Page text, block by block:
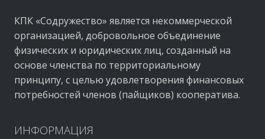
КПК «Содружество» является некоммерческой
организацией, добровольное объединение
физических и юридических лиц, созданный на
основе членства по территориальному
принципу, с целью удовлетворения финансовых
потребностей членов (пайщиков) кооператива.
ИНФОРМАЦИЯ